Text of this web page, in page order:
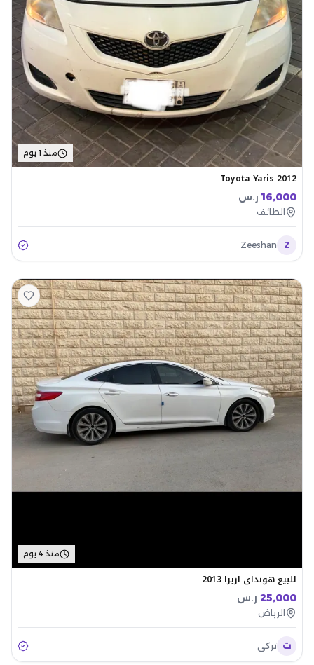
منذ 1 يوم
Toyota Yaris 2012
16,000 ر.س
الطائف
Z
Zeeshan
منذ 4 يوم
للبيع هونداي ازيرا 2013
25,000 ر.س
الرياض
ت تركي